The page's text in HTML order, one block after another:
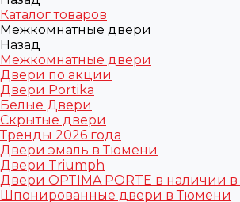
Каталог товаров
Межкомнатные двери
Назад
Межкомнатные двери
Двери по акции
Двери Portika
Белые Двери
Скрытые двери
Тренды 2026 года
Двери эмаль в Тюмени
Двери Triumph
Двери OPTIMA PORTE в наличии
Шпонированные двери в Тюмени